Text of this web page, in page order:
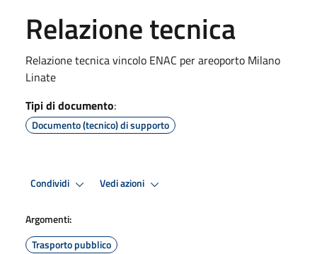
Relazione tecnica
Relazione tecnica vincolo ENAC per areoporto Milano
Linate
Tipi di documento:
Documento (tecnico) di supporto
Condividi Vedi azioni
Argomenti:
Trasporto pubblico